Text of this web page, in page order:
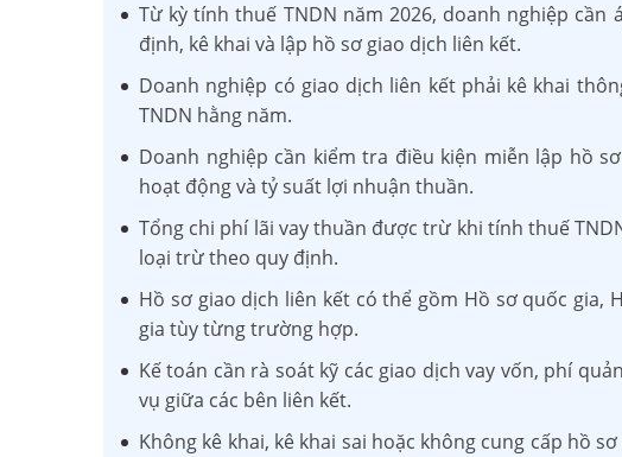
Từ kỳ tính thuế TNDN năm 2026, doanh nghiệp
định, kê khai và lập hồ sơ giao dịch liên kết.
Doanh nghiệp có giao dịch liên kết phải kê khai
TNDN hằng năm.
Doanh nghiệp cần kiểm tra điều kiện miễn lập hồ
hoạt động và tỷ suất lợi nhuận thuần.
Tổng chi phí lãi vay thuần được trừ khi tính thuế
loại trừ theo quy định.
Hồ sơ giao dịch liên kết có thể gồm Hồ sơ quốc gia,
gia tùy từng trường hợp.
Kế toán cần rà soát kỹ các giao dịch vay vốn, phí
vụ giữa các bên liên kết.
Không kê khai, kê khai sai hoặc không cung cấp hồ